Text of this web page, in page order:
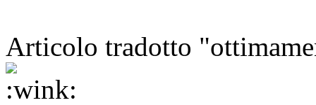
Articolo tradotto